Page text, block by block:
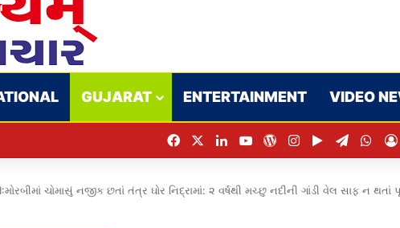
GUJARAT ENTERTAINMENT VIDEO
FacebookLinkedInYouTubeWordPress
Instagram
Google Play
ચોમાસું નજીક છતાં તંત્ર ઘોર નિદ્રામાં: ૨ વર્ષથી મચ્છુ નદીની ગાંડી વેલ સાફ ન